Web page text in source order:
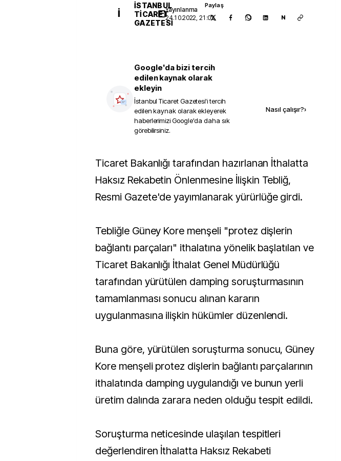
İ
İSTANBUL
TICARET
GAZETESI
Yayınlanma
24.10.2022, 21:02
Paylaş
N
Google'da bizi tercih
edilen kaynak olarak
ekleyin
İstanbul Ticaret Gazetesi'i tercih
edilen kaynak olarak ekleyerek
haberlerimizi Google'da daha sık
görebilirsiniz.
Nasıl çalışır?›
Ticaret Bakanlığı tarafından hazırlanan İthalatta
Haksız Rekabetin Önlenmesine İlişkin Tebliğ,
Resmi Gazete'de yayımlanarak yürürlüğe girdi.
Tebliğle Güney Kore menşeli "protez dişlerin
bağlantı parçaları" ithalatına yönelik başlatılan ve
Ticaret Bakanlığı İthalat Genel Müdürlüğü
tarafından yürütülen damping soruşturmasının
tamamlanması sonucu alınan kararın
uygulanmasına ilişkin hükümler düzenlendi.
Buna göre, yürütülen soruşturma sonucu, Güney
Kore menşeli protez dişlerin bağlantı parçalarının
ithalatında damping uygulandığı ve bunun yerli
üretim dalında zarara neden olduğu tespit edildi.
Soruşturma neticesinde ulaşılan tespitleri
değerlendiren İthalatta Haksız Rekabeti